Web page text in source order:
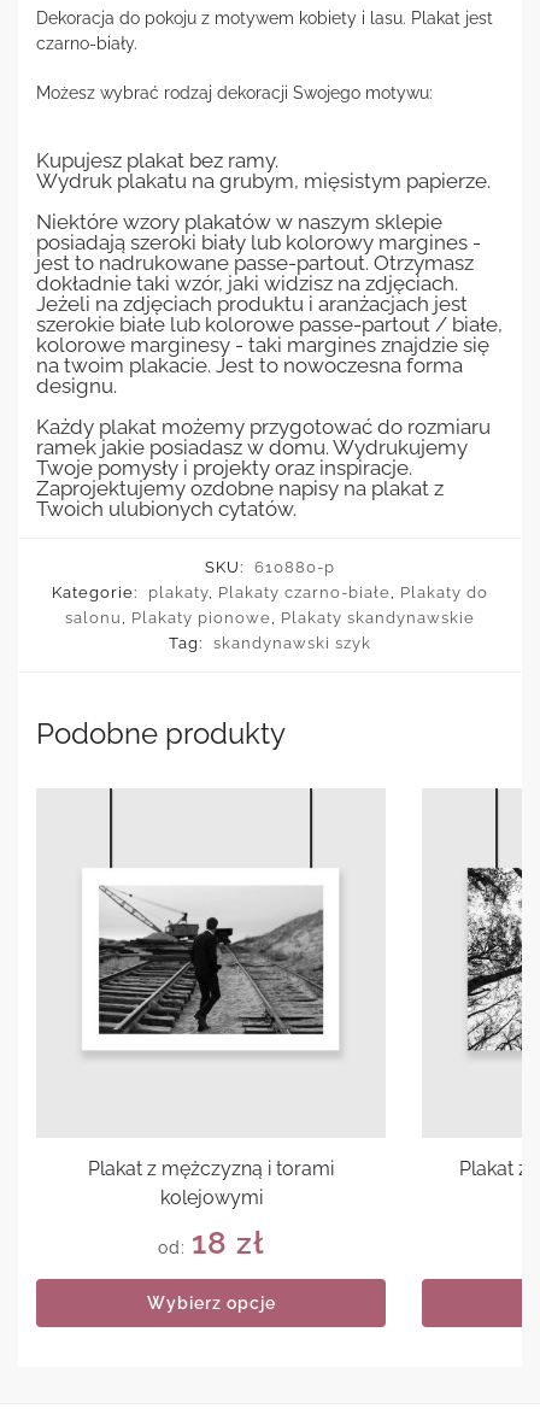
Dekoracja do pokoju z motywem kobiety i lasu. Plakat jest
czarno-biały.
Możesz wybrać rodzaj dekoracji Swojego motywu:
Kupujesz plakat bez ramy.
Wydruk plakatu na grubym, mięsistym papierze.
Niektóre wzory plakatów w naszym sklepie
posiadają szeroki biały lub kolorowy margines -
jest to nadrukowane passe-partout. Otrzymasz
dokładnie taki wzór, jaki widzisz na zdjęciach.
Jeżeli na zdjęciach produktu i aranżacjach jest
szerokie białe lub kolorowe passe-partout / białe,
kolorowe marginesy - taki margines znajdzie się
na twoim plakacie. Jest to nowoczesna forma
designu.
Każdy plakat możemy przygotować do rozmiaru
ramek jakie posiadasz w domu. Wydrukujemy
Twoje pomysły i projekty oraz inspiracje.
Zaprojektujemy ozdobne napisy na plakat z
Twoich ulubionych cytatów.
SKU:
610880-p
Kategorie:
plakaty Plakaty czarno-białe
Plakaty do
salonu
Plakaty pionowe
Plakaty skandynawskie
Tag:
skandynawski szyk
Podobne produkty
Plakat z mężczyzną i torami
kolejowymi
od: 18 zł
Wybierz opcje
Plakat z